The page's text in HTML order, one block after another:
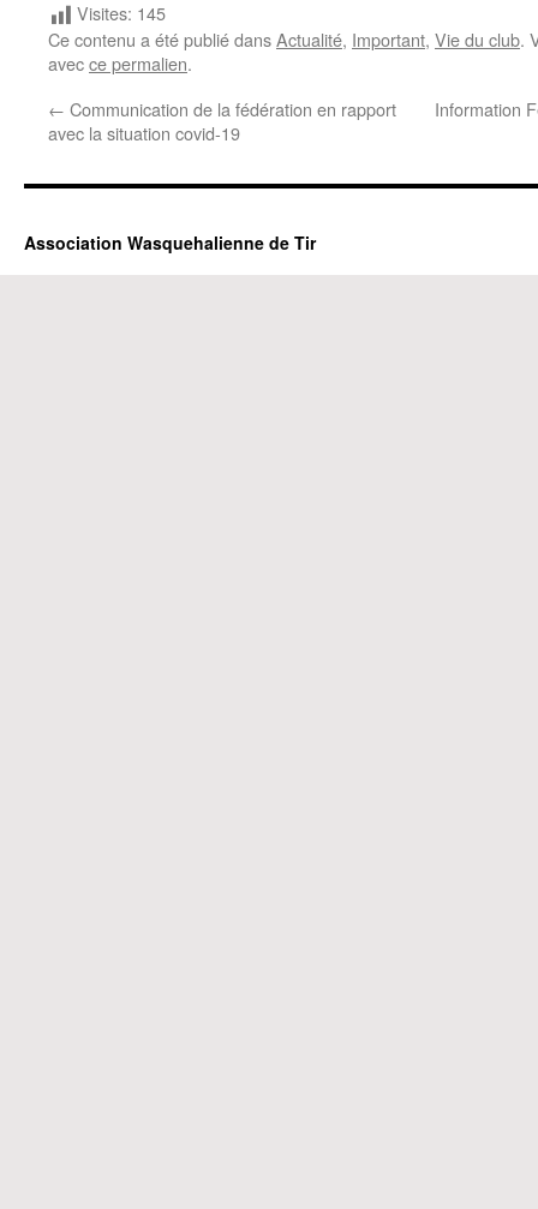
Visites: 145
Ce contenu a été publié dansActualité, Important, Vie du club.
avecce permalien.
← Communication de la fédération en rapport
avec la situation covid-19
Information
Association Wasquehalienne de Tir